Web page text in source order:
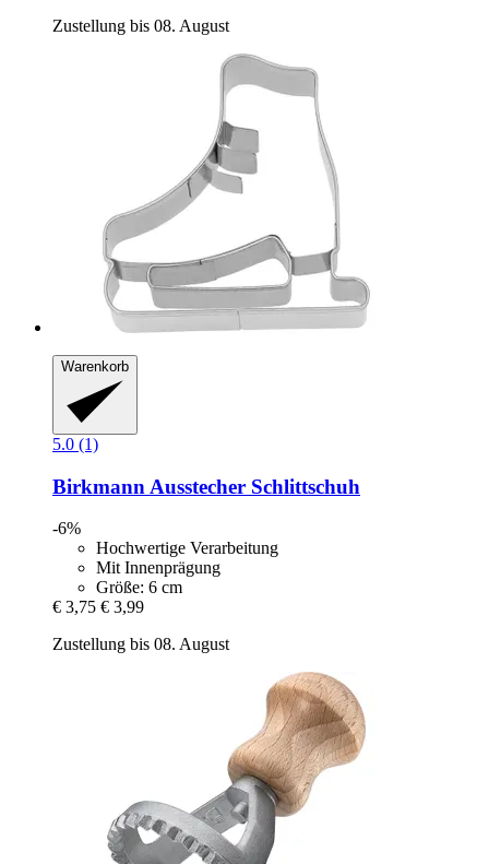
Zustellung bis 08. August
Warenkorb
5.0 (1)
Birkmann Ausstecher Schlittschuh
-6%
Hochwertige Verarbeitung
Mit Innenprägung
Größe: 6 cm
€ 3,75 € 3,99
Zustellung bis 08. August